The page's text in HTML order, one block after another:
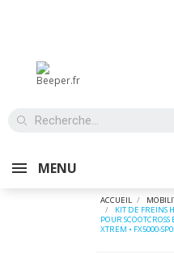
MENU
ACCUEIL
KIT DE FREINS
POUR
XTREM • FX5000-